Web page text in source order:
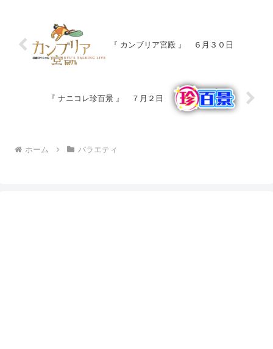
『 カンブリア宮殿 』 ６月３０日
『 ナニコレ珍百景 』 ７月２日
ホーム バラエティ